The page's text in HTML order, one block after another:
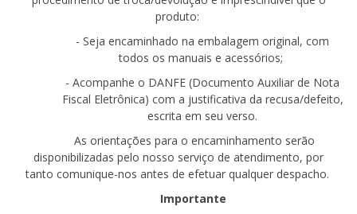
produto:
- Seja encaminhado na embalagem original, com
todos os manuais e acessórios;
- Acompanhe o DANFE (Documento Auxiliar de Nota
Fiscal Eletrônica) com a justificativa da recusa/defeito,
escrita em seu verso.
As orientações para o encaminhamento serão
disponibilizadas pelo nosso serviço de atendimento, por
tanto comunique-nos antes de efetuar qualquer despacho.
Importante